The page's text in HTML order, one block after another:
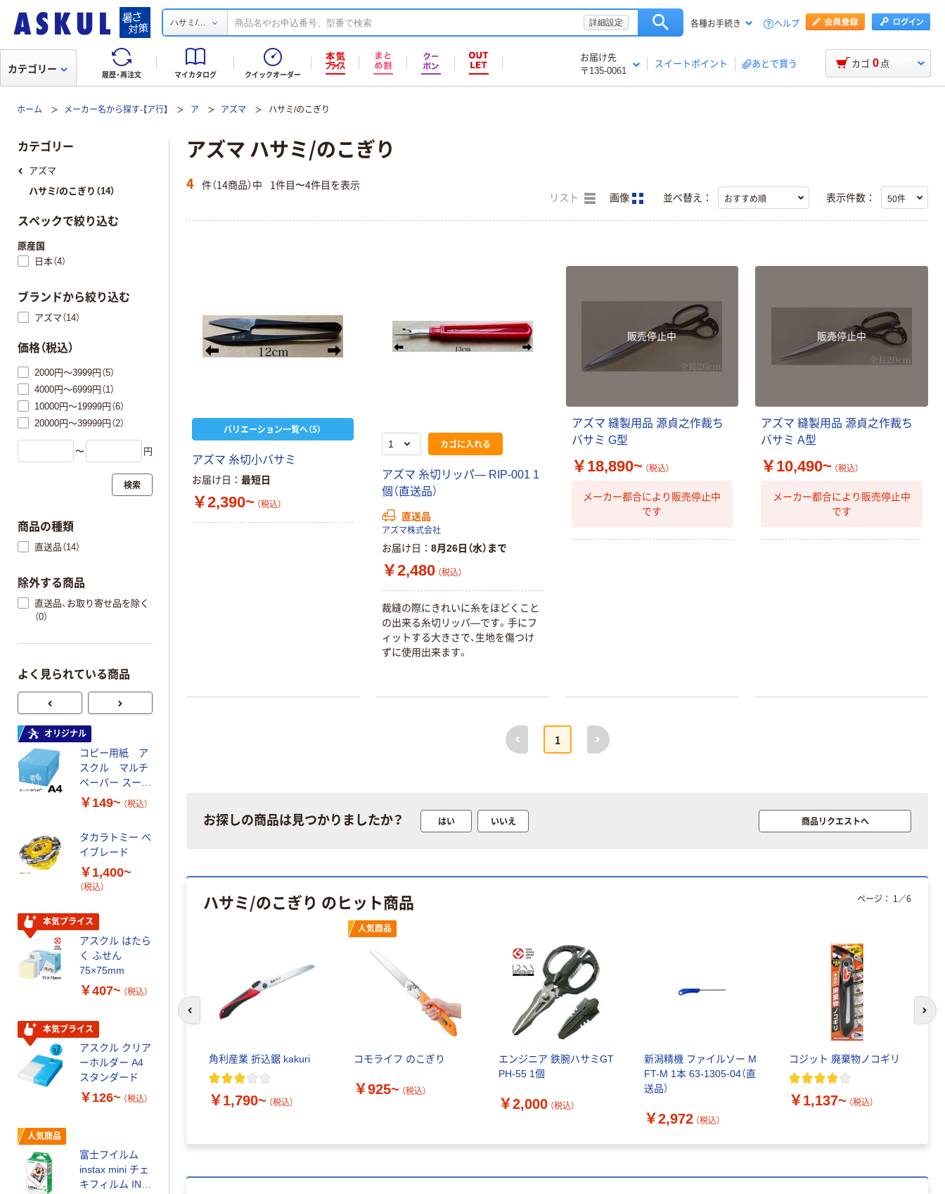
ハサミ/... 詳細設定 各種お手続き ヘルプ
履歴・再注文 マイカタログ クイックオーダー
お届け先
〒135-0061
スイートポイント あとで買う
カテゴリー カゴ 0 点
ホーム メーカー名から探す-【ア行】 ア アズマ ハサミ/のこぎり
アズマ ハサミ/のこぎり
4 件（14商品）中 1件目〜4件目を表示
リスト 画像 並べ替え： 表示件数：
バリエーション一覧へ（5）
アズマ 糸切小バサミ
お届け日 最短日
￥2,390~ （税込）
カゴに入れる
アズマ 糸切リッパ― RIP-001 1
個（直送品）
直送品
アズマ株式会社
お届け日 8月26日（水）まで
￥2,480 （税込）
裁縫の際にきれいに糸をほどくこと
の出来る糸切リッパ―です。手にフ
ィットする大きさで、生地を傷つけ
ずに使用出来ます。
販売停止中
アズマ 縫製用品 源貞之作裁ち
バサミ G型
￥18,890~ （税込）
メーカー都合により販売停止中
です
販売停止中
アズマ 縫製用品 源貞之作裁ち
バサミ A型
￥10,490~ （税込）
メーカー都合により販売停止中
です
前へ
1
次へ
お探しの商品は見つかりましたか？ はい いいえ 商品リクエストへ
ハサミ/のこぎり のヒット商品
角利産業 折込鋸 kakuri
￥1,790~ （税込）
人気商品
コモライフ のこぎり
￥925~ （税込）
エンジニア 鉄腕ハサミGT
PH-55 1個
￥2,000 （税込）
新潟精機 ファイルソー M
FT-M 1本 63-1305-04（直
送品）
￥2,972 （税込）
コジット 廃棄物ノコギリ
￥1,137~ （税込）
ページ： 1 ／6
前のスライドへ 次
カテゴリー
アズマ
ハサミ/のこぎり（14）
スペックで絞り込む
原産国
日本（4）
ブランドから絞り込む
アズマ（14）
価格（税込）
2000円～3999円（5）
4000円～6999円（1）
10000円～19999円（6）
20000円～39999円（2）
〜 円
検索
商品の種類
直送品（14）
除外する商品
直送品、お取り寄せ品を除く
（0）
よく見られている商品
オリジナル
コピー用紙 ア
スクル マルチ
ペーパー スーパ
ーホワイト+
￥149~ （税込）
タカラトミー ベ
イブレード
￥1,400~
（税込）
本気プライス
アスクル はたら
く ふせん
75×75mm
￥407~ （税込）
本気プライス
アスクル クリア
ーホルダー A4
スタンダード
￥126~ （税込）
人気商品
富士フイルム
instax mini チェ
キフィルム INS
オマス素材10％
配合
形 アルカリ乾
ケージ アスク
￥140~ （税込）
ティッシュペー
パー ボックス
150組 5箱入 ア
スクル スマート
証
￥328~
オリジナル
コピー用紙 マ
スーパーエコノ
【ガムテープ】ア
パー ダブル60
100% 6ロール
リサイクル100
芯あり FSC認
￥460~
乾電池 単4
形 アルカリ乾
電池 北欧パッ
ケージ アスク
ルオリジナル
（税込）
オリジナル
ナル ラミネー
ペーパータオル
オリジナル
アスクル 「現場
衛門 「お茶、どう
オリジナル
アスクル プラス
チックグローブ
粉なし（パウダ
ーフリー）
￥398~ （税込）
instax mini13
INS MINI 13
￥12,100~
ープ 大巻
￥216~
レのおそうじシ
ート 大王製紙
トイレシート
ノミータイプ
12mm幅 （黒文
字）
（税込）
トイレットペー
パー シングル
120ｍ 再生紙
100% 6ロール
リサイクル100
芯あり FSC認
証
￥470~